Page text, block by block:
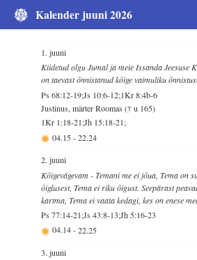
Kalender juuni 2026
1. juuni
Kiidetud olgu Jumal ja meie Issanda Jeesuse
on taevast õnnistanud kõige vaimuliku
Ps 68:12-19;Js 10:6-12;1Kr 8:4b-6
Justinus, märter Roomas († u 165)
1Kr 1:18-21;Jh 15:18-21;
04.15-22.24
2. juuni
Kõigevägevam - Temani me ei jõua, Tema on
õiglusest, Tema ei riku õigust. Seepärast
kartma, Tema ei vaata kedagi, kes on enese
Ps 77:14-21;Js 43:8-13;Jh 5:16-23
04.14-22.25
3. juuni